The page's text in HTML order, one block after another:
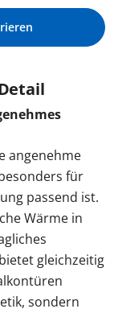
angenehme
für
passend ist.
Wärme in
gleichzeitig
sondern